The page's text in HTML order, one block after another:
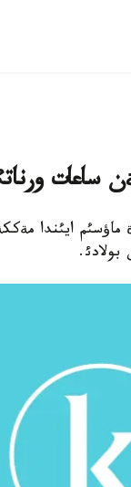
ساعات
- مةككةدة ماؤسئم